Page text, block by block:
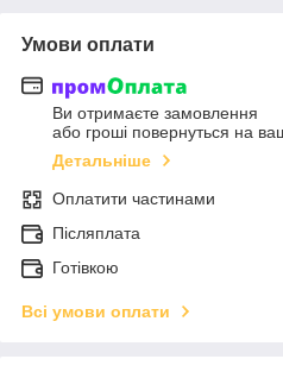
Умови оплати
Ви отримаєте замовлення
або гроші повернуться на
Детальніше
Оплатити частинами
Післяплата
Готівкою
Всі умови оплати